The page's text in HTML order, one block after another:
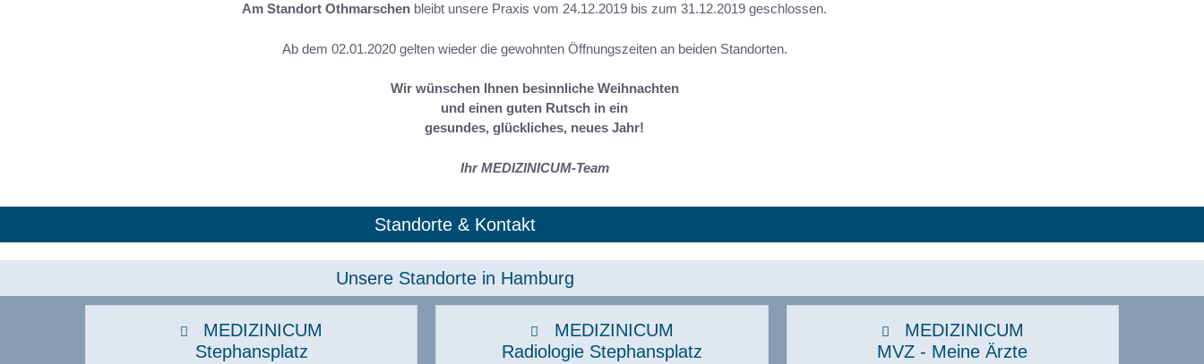
Gesundheitsmanagement
Board der Lungenerkrankungen
Humangenetik
Infektiologie
Integrative Schmerztherapie
Frauengesundheit
Neurochirurgie
Neurologie
Osteologie & Osteoporose
Post-COVID-Check
Am Standort Othmarschen bleibt unsere Praxis vom 24.12.2019 bis zum 31.12.2019 geschlossen.
Ab dem 02.01.2020 gelten wieder die gewohnten Öffnungszeiten an beiden Standorten.
Wir wünschen Ihnen besinnliche Weihnachten
und einen guten Rutsch in ein
gesundes, glückliches, neues Jahr!
Ihr MEDIZINICUM-Team
Standorte & Kontakt
Unsere Standorte in Hamburg​
MEDIZINICUM
Stephansplatz
MEDIZINICUM
Radiologie Stephansplatz
MEDIZINICUM
MVZ - Meine Ärzte